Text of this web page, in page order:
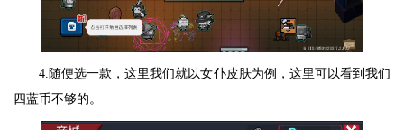
4.随便选一款，这里我们就以女仆皮肤为例，这里可以看到我们
四蓝币不够的。